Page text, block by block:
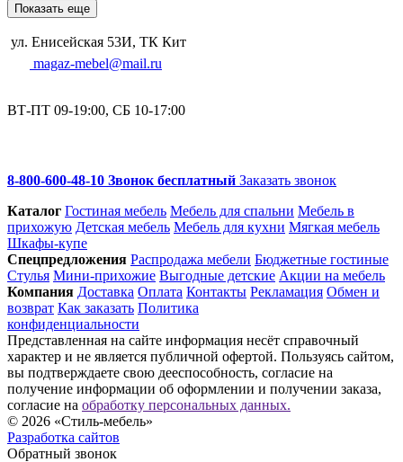
Показать еще
ул. Енисейская 53И, ТК Кит
magaz-mebel@mail.ru
ВТ-ПТ 09-19:00, СБ 10-17:00
8-800-600-48-10 Звонок бесплатный Заказать звонок
Каталог Гостиная мебель Мебель для спальни Мебель в
прихожую Детская мебель Мебель для кухни Мягкая мебель
Шкафы-купе
Спец­предложения Распродажа мебели Бюджетные гостиные
Стулья Мини-прихожие Выгодные детские Акции на мебель
Компания Доставка Оплата Контакты Рекламация Обмен и
возврат Как заказать Политика
конфиденциальности
Представленная на сайте информация несёт справочный
характер и не является публичной офертой. Пользуясь сайтом,
вы подтверждаете свою дееспособность, согласие на
получение информации об оформлении и получении заказа,
согласие на обработку персональных данных.
© 2026 «Стиль-мебель»
Разработка сайтов
Обратный звонок